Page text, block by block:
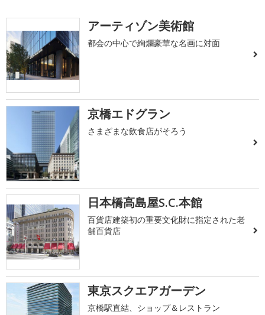
アーティゾン美術館
都会の中心で絢爛豪華な名画に対面
京橋エドグラン
さまざまな飲食店がそろう
日本橋高島屋S.C.本館
百貨店建築初の重要文化財に指定された老
舗百貨店
東京スクエアガーデン
京橋駅直結、ショップ＆レストラン